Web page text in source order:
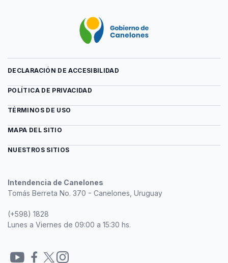
Intendencia de Canelones
Tomás Berreta No. 370 - Canelones, Uruguay
(+598) 1828
Lunes a Viernes de 09:00 a 15:30 hs.
DECLARACIÓN DE ACCESIBILIDAD
POLÍTICA DE PRIVACIDAD
TÉRMINOS DE USO
MAPA DEL SITIO
NUESTROS SITIOS